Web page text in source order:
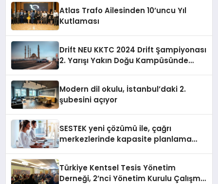
Atlas Trafo Ailesinden 10’uncu Yıl
Kutlaması
Drift NEU KKTC 2024 Drift Şampiyonası
2. Yarışı Yakın Doğu Kampüsünde
Modern dil okulu, İstanbul’daki 2.
şubesini açıyor
SESTEK yeni çözümü ile, çağrı
merkezlerinde kapasite planlama
Türkiye Kentsel Tesis Yönetim
Derneği, 2’nci Yönetim Kurulu Çalışma